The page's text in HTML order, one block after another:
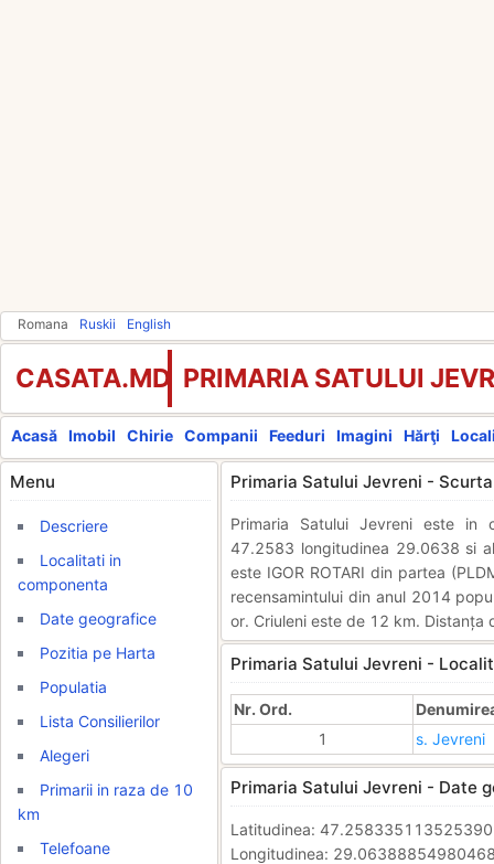
Romana Ruskii English
CASATA.MD PRIMARIA SATULUI
Acasă Imobil Chirie Companii Feeduri Imagini Hărţi
Menu
Descriere
Localitati in
componenta
Date geografice
Pozitia pe Harta
Populatia
Lista Consilierilor
Alegeri
Primarii in raza de 10
km
Telefoane
Primaria Satului Jevreni -
Primaria Satului Jevreni este in
47.2583 longitudinea 29.0638 si
este IGOR ROTARI din partea
recensamintului din anul 2014
or. Criuleni este de 12 km. Distanța
Primaria Satului Jevreni -
Nr. Ord.
1
s. Jevreni
Primaria Satului Jevreni - Date
Latitudinea:
Longitudinea: